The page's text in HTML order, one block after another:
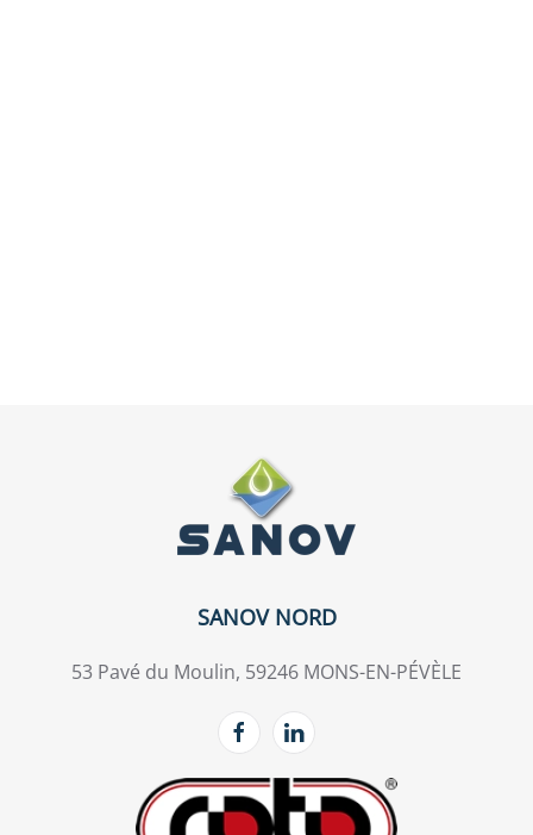
SANOV NORD
53 Pavé du Moulin, 59246 MONS-EN-PÉVÈLE